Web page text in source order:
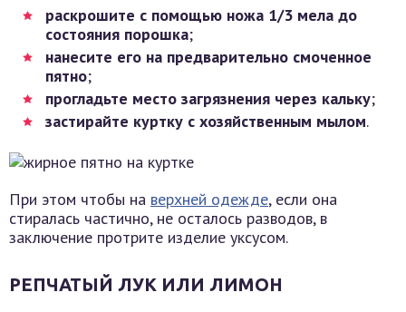
раскрошите с помощью ножа 1/3 мела до
состояния порошка;
нанесите его на предварительно смоченное
пятно;
прогладьте место загрязнения через кальку;
застирайте куртку с хозяйственным мылом.
При этом чтобы на верхней одежде, если она
стиралась частично, не осталось разводов, в
заключение протрите изделие уксусом.
РЕПЧАТЫЙ ЛУК ИЛИ ЛИМОН